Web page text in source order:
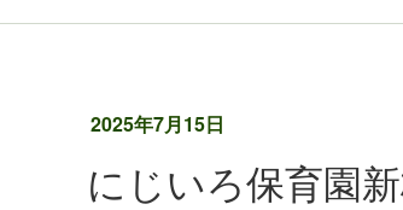
2025年7月15日
にじいろ保育園